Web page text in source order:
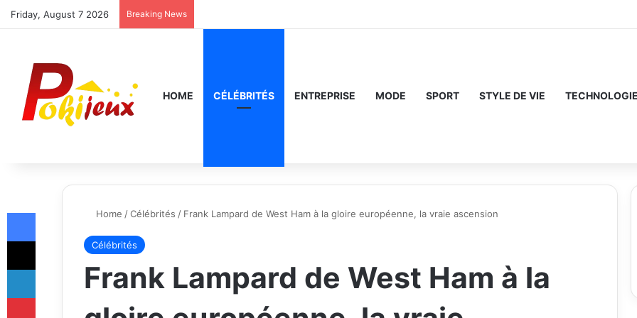
Friday, August 7 2026 Breaking News
HOME CÉLÉBRITÉS ENTREPRISE MODE SPORT STYLE DE VIE TECHNOLOGIE
Home /Célébrités / Frank Lampard de West Ham à la gloire européenne, la vraie ascension
Célébrités
Frank Lampard de West Ham à la
Facebook
X
LinkedIn
Pinterest